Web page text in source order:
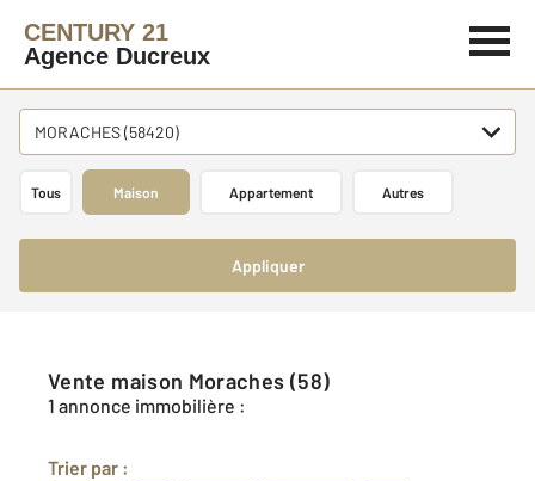
CENTURY 21
Agence Ducreux
MORACHES (58420)
Tous Maison Appartement Autres
Appliquer
Vente maison Moraches (58)
1 annonce immobilière :
Trier par :